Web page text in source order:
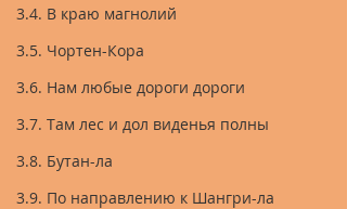
3.4. В краю магнолий
3.5. Чортен-Кора
3.6. Нам любые дороги дороги
3.7. Там лес и дол виденья полны
3.8. Бутан-ла
3.9. По направлению к Шангри-ла